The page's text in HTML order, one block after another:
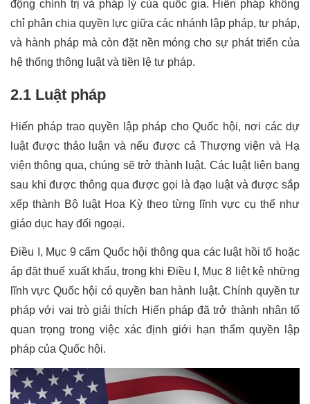
động chính trị và pháp lý của quốc gia. Hiến pháp không
chỉ phân chia quyền lực giữa các nhánh lập pháp, tư pháp,
và hành pháp mà còn đặt nền móng cho sự phát triển của
hệ thống thông luật và tiền lệ tư pháp.
2.1 Luật pháp
Hiến pháp trao quyền lập pháp cho Quốc hội, nơi các dự
luật được thảo luận và nếu được cả Thượng viện và Hạ
viện thông qua, chúng sẽ trở thành luật. Các luật liên bang
sau khi được thông qua được gọi là đạo luật và được sắp
xếp thành Bộ luật Hoa Kỳ theo từng lĩnh vực cụ thể như
giáo dục hay đối ngoại.
Điều I, Mục 9 cấm Quốc hội thông qua các luật hồi tố hoặc
áp đặt thuế xuất khẩu, trong khi Điều I, Mục 8 liệt kê những
lĩnh vực Quốc hội có quyền ban hành luật. Chính quyền tư
pháp với vai trò giải thích Hiến pháp đã trở thành nhân tố
quan trọng trong việc xác định giới hạn thẩm quyền lập
pháp của Quốc hội.